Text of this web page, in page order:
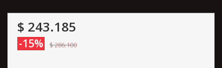
$ 243.185
-15% $ 286.100